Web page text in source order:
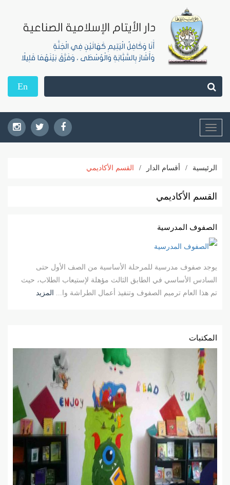
En
Toggle
navigation
الرئيسية / أقسام الدار / القسم الأكاديمي
القسم الأكاديمي
الصفوف المدرسية
يوجد صفوف مدرسية للمرحلة الأساسية من الصف الأول حتى
السادس الأساسي في الطابق الثالث مؤهلة لإستيعاب الطلاب، حيث
تم هذا العام ترميم الصفوف وتنفيذ أعمال الطراشة وا...
المزيد
المكتبات